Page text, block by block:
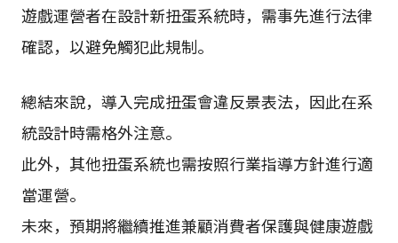
遊戲運營者在設計新扭蛋系統時，需事先進行法律
確認，以避免觸犯此規制。
總結來說，導入完成扭蛋會違反景表法，因此在系
統設計時需格外注意。
此外，其他扭蛋系統也需按照行業指導方針進行適
當運營。
未來，預期將繼續推進兼顧消費者保護與健康遊戲